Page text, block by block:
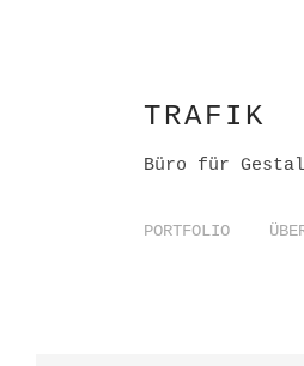
TRAFIK
Büro für
PORTFOLIO